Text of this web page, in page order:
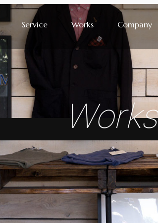
Service Works Company
Works